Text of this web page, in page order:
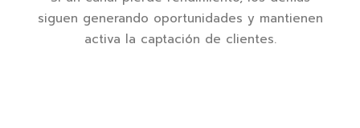
siguen generando oportunidades y mantienen
activa la captación de clientes.